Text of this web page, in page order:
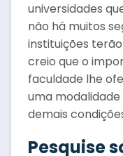
universidades
não há muitos
instituições
creio que o
faculdade lhe
uma
demais
Pesquise